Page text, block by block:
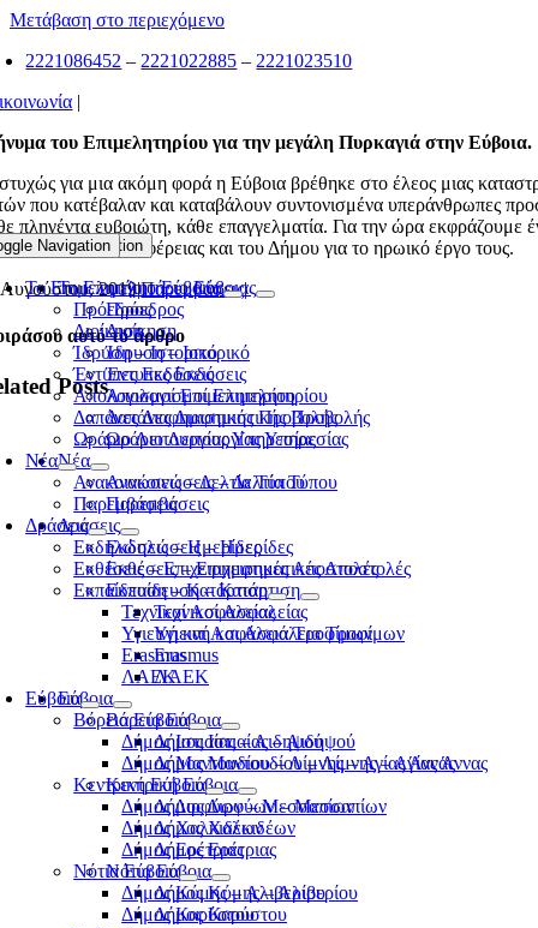
Μετάβαση στο περιεχόμενο
2221086452 – 2221022885 – 2221023510
|
Toggle Navigation
Το Επιμελητήριο Εύβοιας
Πρόεδρος
Διοίκηση
Ίδρυση – Ιστορικό
Έντυπες Εκδόσεις
Απολογισμοί Επιμελητηρίου
Δαπάνες Διαφημιστικής Προβολής
Ωράριο Λειτουργίας Υπηρεσίας
Νέα
Ανακοινώσεις – Δελτία Τύπου
Παρεμβάσεις
Δράσεις
Εκδηλώσεις – Ημερίδες
Εκθέσεις – Επιχειρηματικές Αποστολές
Εκπαίδευση – Κατάρτιση
Τεχνικοί Ασφαλείας
Υγιεινή και Ασφάλεια Τροφίμων
Erasmus
ΛΑΕΚ
Εύβοια
Βόρεια Εύβοια
Δήμος Ιστιαίας – Αιδηψού
Δήμος Μαντουδίου – Λίμνης – Αγίας Άννας
Κεντρική Εύβοια
Δήμος Διρφύων – Μεσσαπίων
Δήμος Χαλκιδέων
Δήμος Ερέτριας
Νότια Εύβοια
Δήμος Κύμης – Αλιβερίου
Δήμος Καρύστου
Navigation
Το Επιμελητήριο Εύβοιας
Πρόεδρος
Διοίκηση
Ίδρυση – Ιστορικό
Έντυπες Εκδόσεις
Απολογισμοί Επιμελητηρίου
Δαπάνες Διαφημιστικής Προβολής
Ωράριο Λειτουργίας Υπηρεσίας
Νέα
Ανακοινώσεις – Δελτία Τύπου
Παρεμβάσεις
Δράσεις
Εκδηλώσεις – Ημερίδες
Εκθέσεις – Επιχειρηματικές Αποστολές
Εκπαίδευση – Κατάρτιση
Τεχνικοί Ασφαλείας
Υγιεινή και Ασφάλεια Τροφίμων
Erasmus
ΛΑΕΚ
Εύβοια
Βόρεια Εύβοια
Δήμος Ιστιαίας – Αιδηψού
Δήμος Μαντουδίου – Λίμνης – Αγίας Άννας
Κεντρική Εύβοια
Δήμος Διρφύων – Μεσσαπίων
Δήμος Χαλκιδέων
Δήμος Ερέτριας
Νότια Εύβοια
Δήμος Κύμης – Αλιβερίου
Δήμος Καρύστου
του Επιμελητηρίου για την μεγάλη Πυρκαγιά στην Εύβοια.
για μια ακόμη φορά η Εύβοια βρέθηκε στο έλεος μιας
που κατέβαλαν και καταβάλουν συντονισμένα υπεράνθρωπες
πληγέντα ευβοιώτη, κάθε επαγγελματία. Για την ώρα
της Περιφέρειας και του Δήμου για το ηρωικό έργο τους.
2019|Παρεμβάσεις|
αυτό το άρθρο
Posts